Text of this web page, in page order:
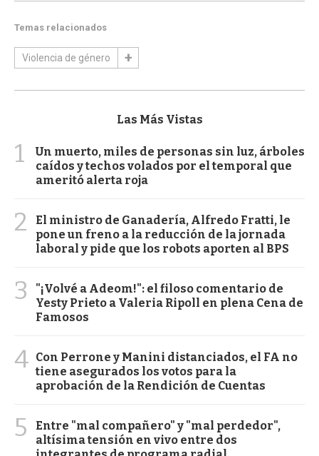
Temas relacionados
Violencia de género
Las Más Vistas
1
Un muerto, miles de personas sin luz, árboles
caídos y techos volados por el temporal que
ameritó alerta roja
2
El ministro de Ganadería, Alfredo Fratti, le
pone un freno a la reducción de la jornada
laboral y pide que los robots aporten al BPS
3
"¡Volvé a Adeom!": el filoso comentario de
Yesty Prieto a Valeria Ripoll en plena Cena de
Famosos
4 Con Perrone y Manini distanciados, el FA no
tiene asegurados los votos para la
aprobación de la Rendición de Cuentas
5
Entre "mal compañero" y "mal perdedor",
altísima tensión en vivo entre dos